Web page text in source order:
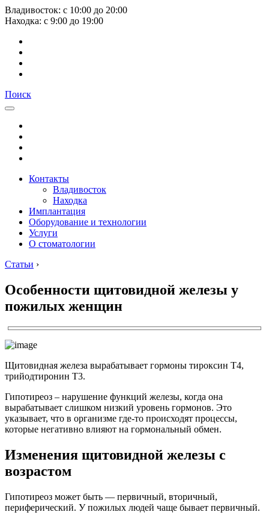
Владивосток: с 10:00 до 20:00
Находка: с 9:00 до 19:00
Поиск
Контакты
Владивосток
Находка
Имплантация
Оборудование и технологии
Услуги
О стоматологии
Статьи ›
Особенности щитовидной железы у
пожилых женщин
Щитовидная железа вырабатывает гормоны тироксин Т4,
трийодтиронин Т3.
Гипотиреоз – нарушение функций железы, когда она
вырабатывает слишком низкий уровень гормонов. Это
указывает, что в организме где-то происходят процессы,
которые негативно влияют на гормональный обмен.
Изменения щитовидной железы с
возрастом
Гипотиреоз может быть — первичный, вторичный,
периферический. У пожилых людей чаще бывает первичный.